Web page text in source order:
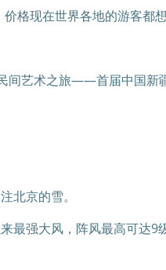
格现在世界各地的游客都
间艺术之旅——首届中国新
北京的雪。
最强大风，阵风最高可达